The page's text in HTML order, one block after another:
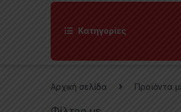
Κατηγορίες
Αρχική σελίδα Προϊόντα